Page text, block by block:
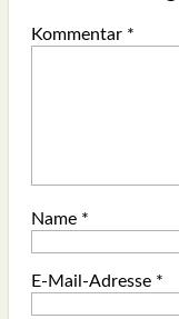
Kommentar *
Name *
E-Mail-Adresse *